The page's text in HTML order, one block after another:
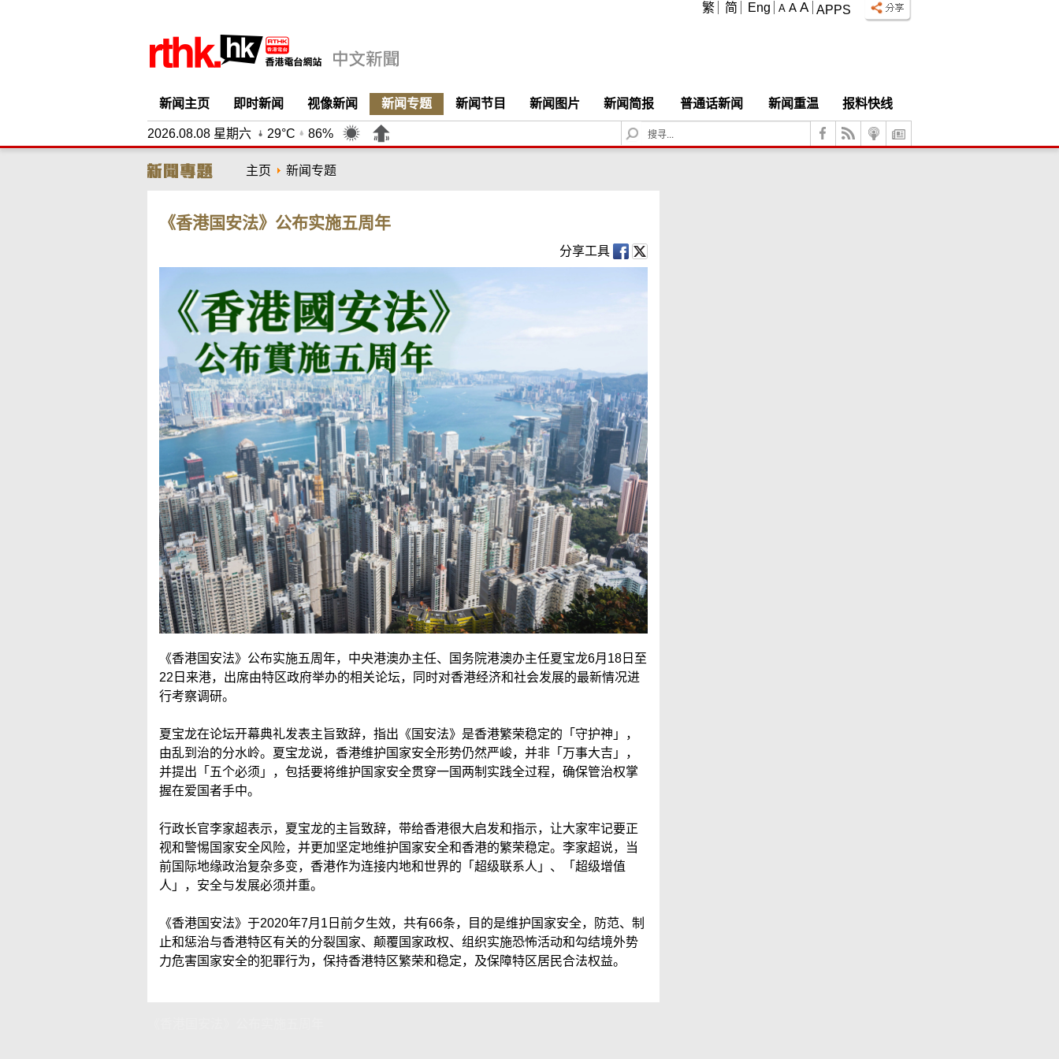
APPS
A A A
繁 简 Eng
新闻主页 即时新闻 视像新闻 新闻专题 新闻节目 新闻图片 新闻简报 普通话新闻 新闻重温 报料快线
2026.08.08 星期六 29°C 86%
S
e
主页 新闻专题
《香港国安法》公布实施五周年
分享工具
《香港国安法》公布实施五周年，中央港澳办主任、国务院港澳办主任夏宝龙6月18日至
22日来港，出席由特区政府举办的相关论坛，同时对香港经济和社会发展的最新情况进
行考察调研。
夏宝龙在论坛开幕典礼发表主旨致辞，指出《国安法》是香港繁荣稳定的「守护神」，
由乱到治的分水岭。夏宝龙说，香港维护国家安全形势仍然严峻，并非「万事大吉」，
并提出「五个必须」，包括要将维护国家安全贯穿一国两制实践全过程，确保管治权掌
握在爱国者手中。
行政长官李家超表示，夏宝龙的主旨致辞，带给香港很大启发和指示，让大家牢记要正
视和警惕国家安全风险，并更加坚定地维护国家安全和香港的繁荣稳定。李家超说，当
前国际地缘政治复杂多变，香港作为连接内地和世界的「超级联系人」、「超级增值
人」，安全与发展必须并重。
《香港国安法》于2020年7月1日前夕生效，共有66条，目的是维护国家安全，防范、制
止和惩治与香港特区有关的分裂国家、颠覆国家政权、组织实施恐怖活动和勾结境外势
力危害国家安全的犯罪行为，保持香港特区繁荣和稳定，及保障特区居民合法权益。